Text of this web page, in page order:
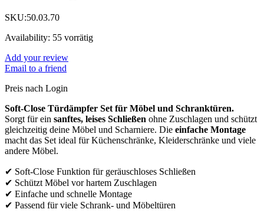
SKU:50.03.70
Availability: 55 vorrätig
Add your review
Email to a friend
Preis nach Login
Soft-Close Türdämpfer Set für Möbel und Schranktüren.
Sorgt für ein sanftes, leises Schließen ohne Zuschlagen und schützt
gleichzeitig deine Möbel und Scharniere. Die einfache Montage
macht das Set ideal für Küchenschränke, Kleiderschränke und viele
andere Möbel.
✔ Soft-Close Funktion für geräuschloses Schließen
✔ Schützt Möbel vor hartem Zuschlagen
✔ Einfache und schnelle Montage
✔ Passend für viele Schrank- und Möbeltüren